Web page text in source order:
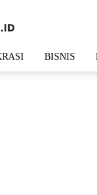
BISNIS